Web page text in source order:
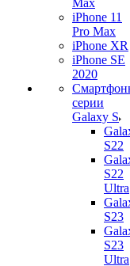
Max
iPhone 11
Pro Max
iPhone XR
iPhone SE
2020
серии
Galaxy S
S22
S22
Ultra
S23
S23
Ultra